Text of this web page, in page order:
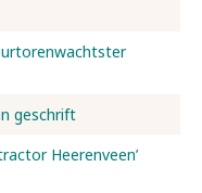
geschrift
Heerenveen’